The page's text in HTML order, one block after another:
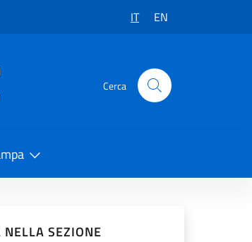
IT EN
Cerca
NELLA SEZIONE